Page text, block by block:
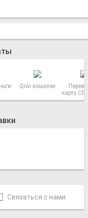
Qiwi кошелек
карту
Связаться с нами